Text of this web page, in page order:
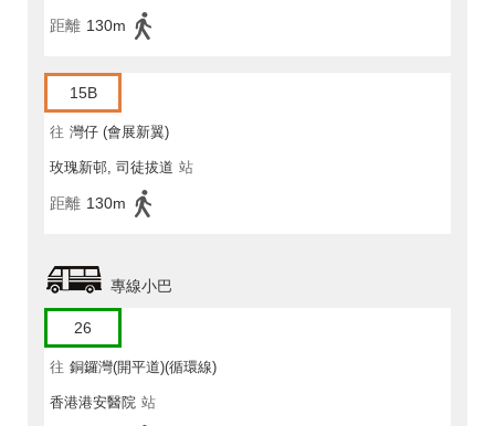
距離 130m
15B
往 灣仔 (會展新翼)
玫瑰新邨, 司徒拔道 站
距離 130m
專線小巴
26
往 銅鑼灣(開平道)(循環線)
香港港安醫院 站